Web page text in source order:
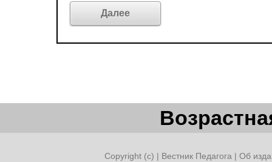
Copyright (c) | Вестник Педагога | Об